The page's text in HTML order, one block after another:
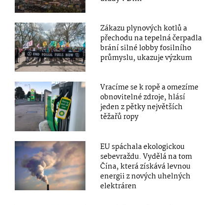
Zákazu plynových kotlů a
přechodu na tepelná čerpadla
brání silné lobby fosilního
průmyslu, ukazuje výzkum
Vracíme se k ropě a omezíme
obnovitelné zdroje, hlásí
jeden z pětky největších
těžařů ropy
EU spáchala ekologickou
sebevraždu. Vydělá na tom
Čína, která získává levnou
energii z nových uhelných
elektráren